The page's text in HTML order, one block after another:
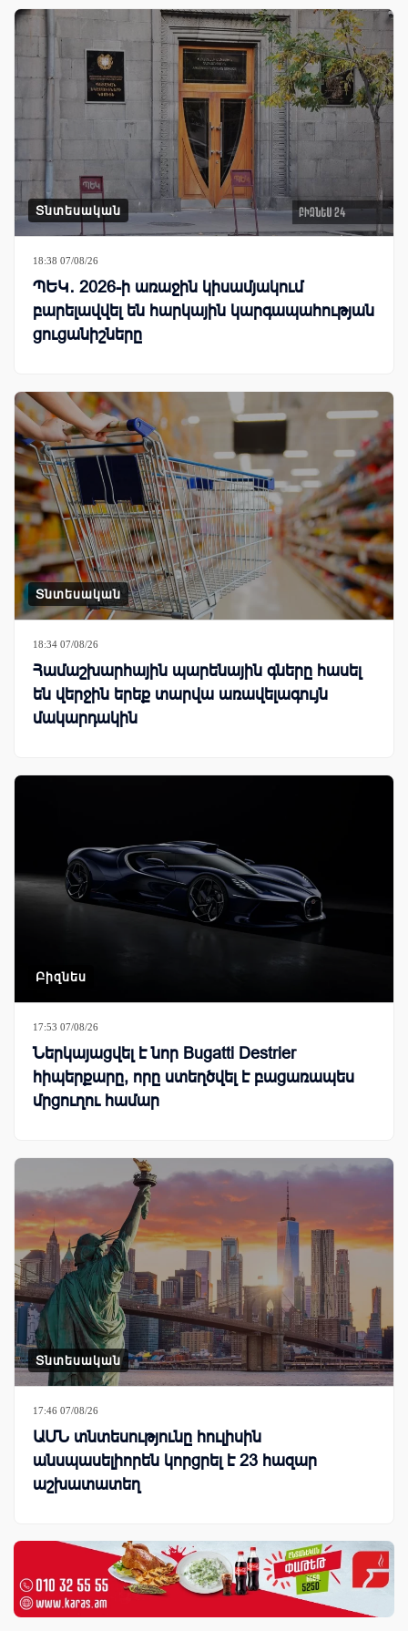
Տնտեսական
18:38 07/08/26
ՊԵԿ․ 2026-ի առաջին կիսամյակում
բարելավվել են հարկային կարգապահության
ցուցանիշները
Տնտեսական
18:34 07/08/26
Համաշխարհային պարենային գները հասել
են վերջին երեք տարվա առավելագույն
մակարդակին
Բիզնես
17:53 07/08/26
Ներկայացվել է նոր Bugatti Destrier
հիպերքարը, որը ստեղծվել է բացառապես
մրցուղու համար
Տնտեսական
17:46 07/08/26
ԱՄՆ տնտեսությունը հուլիսին
անսպասելիորեն կորցրել է 23 հազար
աշխատատեղ